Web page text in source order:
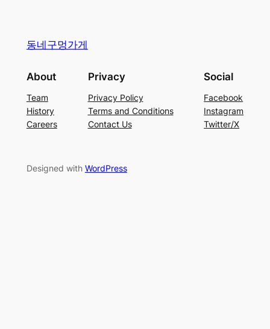
동네구멍가게
About
Team
History
Careers
Privacy
Privacy Policy
Terms and Conditions
Contact Us
Social
Facebook
Instagram
Twitter/X
Designed with WordPress